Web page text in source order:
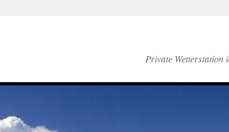
Private Wetterstation